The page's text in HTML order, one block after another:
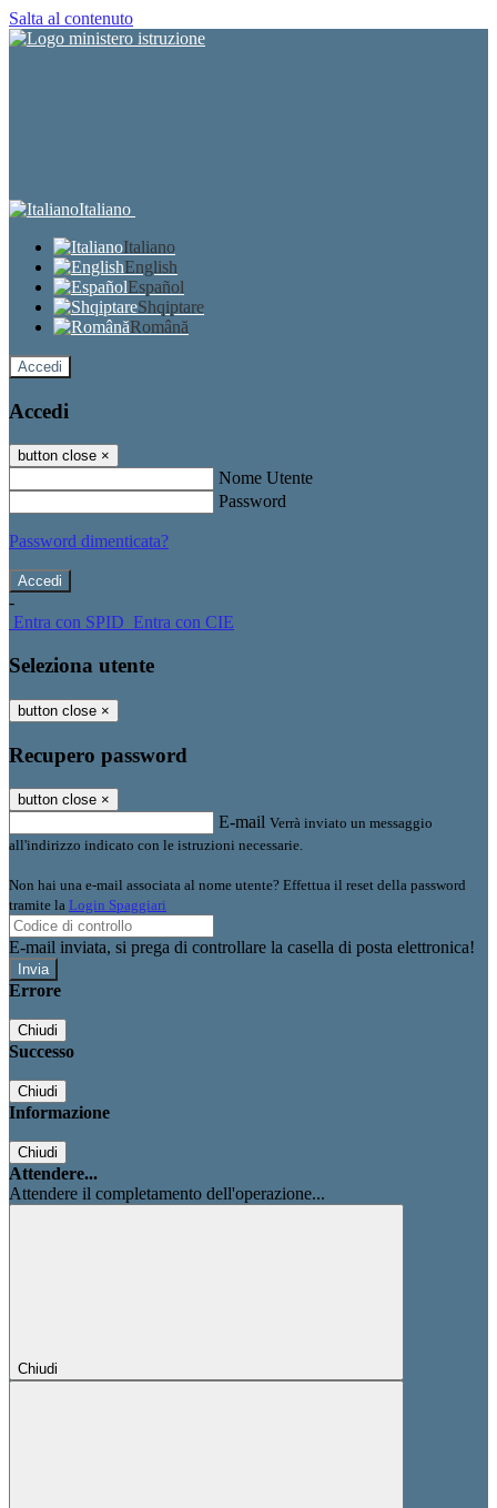
Salta al contenuto
Italiano
Italiano
English
Español
Shqiptare
Română
Accedi
Accedi
button close ×
Nome Utente
Password
Password dimenticata?
-
Entra con SPID Entra con CIE
Seleziona utente
button close ×
Recupero password
button close ×
E-mail Verrà inviato un messaggio
all'indirizzo indicato con le istruzioni necessarie.
Non hai una e-mail associata al nome utente? Effettua il reset della password
tramite la Login Spaggiari
E-mail inviata, si prega di controllare la casella di posta elettronica!
Errore
Chiudi
Successo
Chiudi
Informazione
Chiudi
Attendere...
Attendere il completamento dell'operazione...
Chiudi